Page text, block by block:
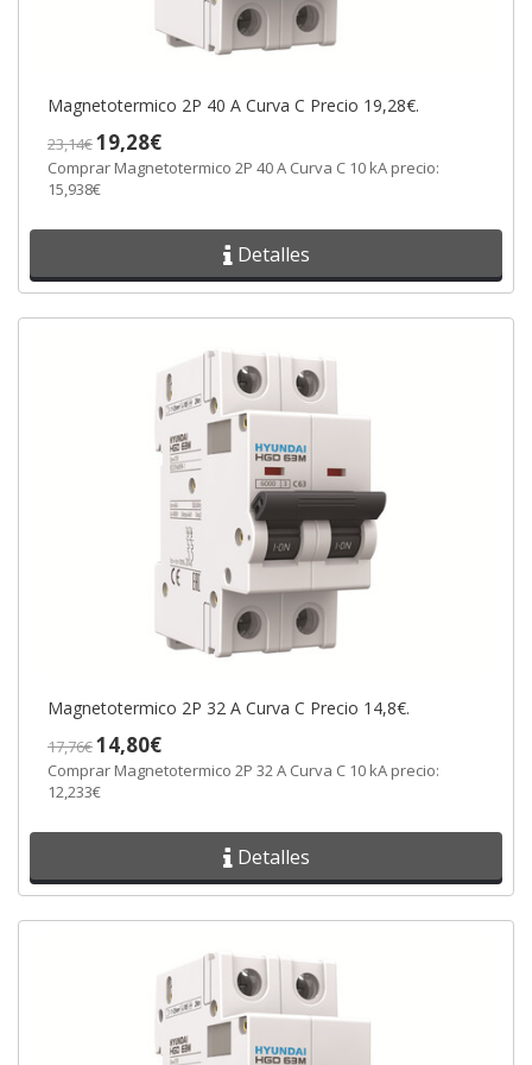
Magnetotermico 2P 40 A Curva C Precio 19,28€.
23,14€19,28€
Comprar Magnetotermico 2P 40 A Curva C 10 kA precio:
15,938€
Detalles
Magnetotermico 2P 32 A Curva C Precio 14,8€.
17,76€14,80€
Comprar Magnetotermico 2P 32 A Curva C 10 kA precio:
12,233€
Detalles